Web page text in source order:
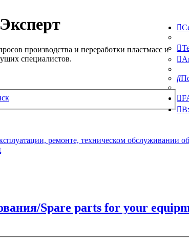
производства и переработки пластмасс и
специалистов.
ремонте, техническом обслуживании
Spare parts for your